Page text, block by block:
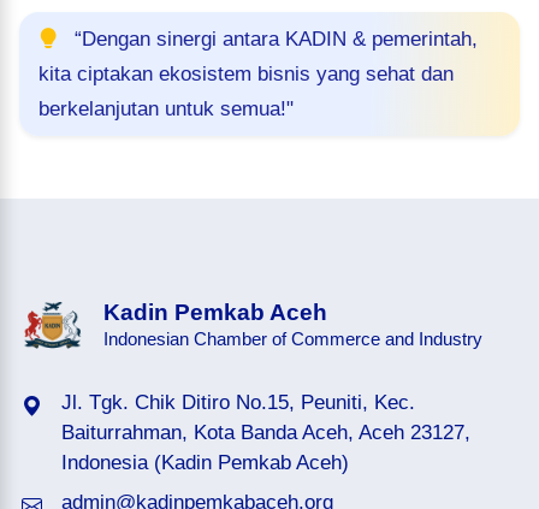
“Dengan sinergi antara KADIN & pemerintah,
kita ciptakan ekosistem bisnis yang sehat dan
berkelanjutan untuk semua!"
Kadin Pemkab Aceh
Indonesian Chamber of Commerce and Industry
Jl. Tgk. Chik Ditiro No.15, Peuniti, Kec.
Baiturrahman, Kota Banda Aceh, Aceh 23127,
Indonesia (Kadin Pemkab Aceh)
admin@kadinpemkabaceh.org